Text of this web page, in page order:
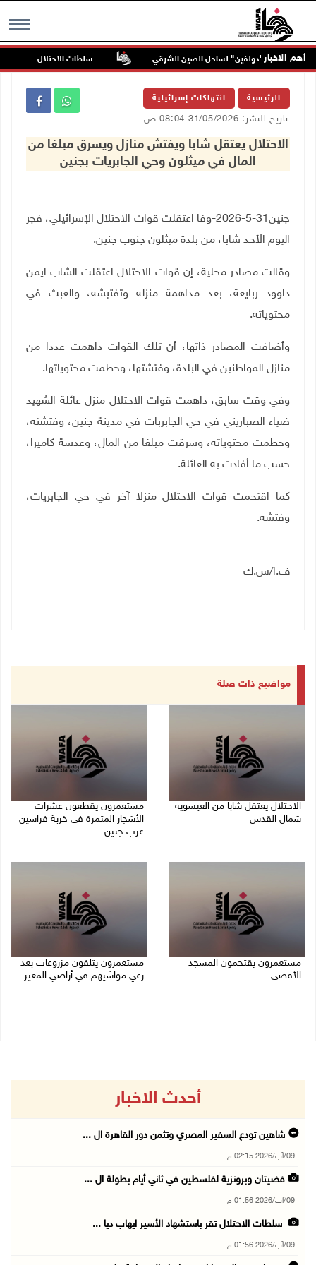
MENU أهم الاخبار
الإعصار "دولفين" لساحل الصين الشرقي سلطات الاحتلال تقر
الرئيسية انتهاكات إسرائيلية
تاريخ النشر: 31/05/2026 08:04 ص
الاحتلال يعتقل شابا ويفتش منازل ويسرق مبلغا من
المال في ميثلون وحي الجابريات بجنين
جنين31-5-2026-وفا اعتقلت قوات الاحتلال الإسرائيلي، فجر
اليوم الأحد شابا، من بلدة ميثلون جنوب جنين.
وقالت مصادر محلية، إن قوات الاحتلال اعتقلت الشاب ايمن
داوود ربايعة، بعد مداهمة منزله وتفتيشه، والعبث في
محتوياته.
وأضافت المصادر ذاتها، أن تلك القوات داهمت عددا من
منازل المواطنين في البلدة، وفتشتها، وحطمت محتوياتها.
وفي وقت سابق، داهمت قوات الاحتلال منزل عائلة الشهيد
ضياء الصباريني في حي الجابربات في مدينة جنين، وفتشته،
وحطمت محتوياته، وسرقت مبلغا من المال، وعدسة كاميرا،
حسب ما أفادت به العائلة.
كما اقتحمت قوات الاحتلال منزلا آخر في حي الجابريات،
وفتشه.
ـــــــــــ
ف.ا/س.ك
مواضيع ذات صلة
الاحتلال يعتقل شابا من العيسوية
شمال القدس
مستعمرون يقطعون عشرات
الأشجار المثمرة في خربة فراسين
غرب جنين
مستعمرون يقتحمون المسجد
الأقصى
مستعمرون يتلفون مزروعات بعد
رعي مواشيهم في أراضي المغير
أحدث الاخبار
شاهين تودع السفير المصري وتثمن دور القاهرة ال ...
09/آب/2026 02:15 م
فضيتان وبرونزية لفلسطين في ثاني أيام بطولة ال ...
09/آب/2026 01:56 م
سلطات الاحتلال تقر باستشهاد الأسير ايهاب ديا ...
09/آب/2026 01:56 م